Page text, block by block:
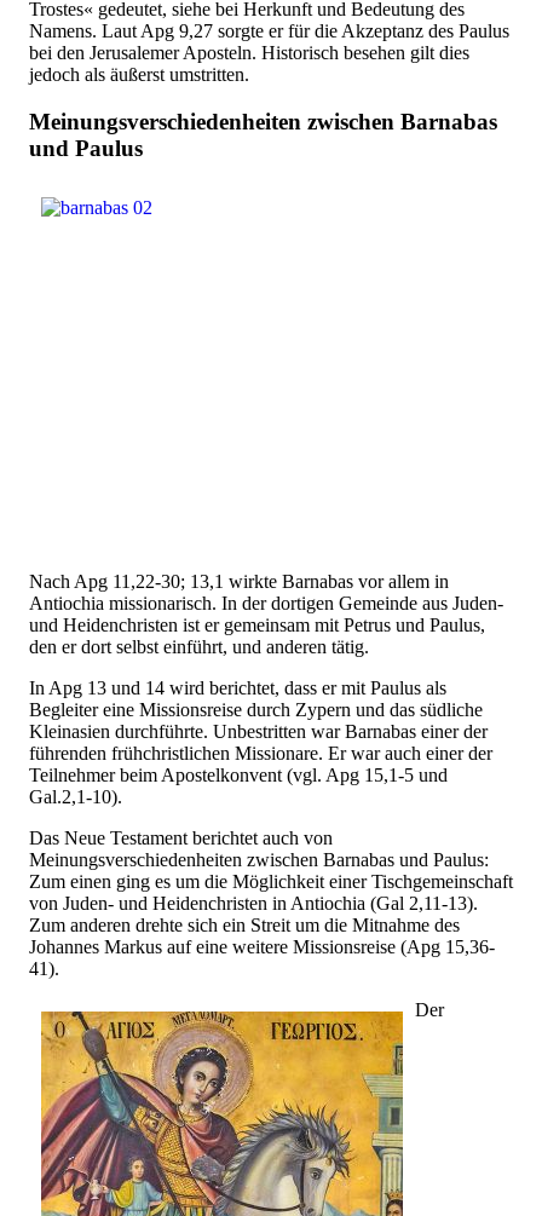
Trostes« gedeutet, siehe bei Herkunft und Bedeutung des
Namens. Laut Apg 9,27 sorgte er für die Akzeptanz des Paulus
bei den Jerusalemer Aposteln. Historisch besehen gilt dies
jedoch als äußerst umstritten.
Meinungsverschiedenheiten zwischen Barnabas
und Paulus
Nach Apg 11,22-30; 13,1 wirkte Barnabas vor allem in
Antiochia missionarisch. In der dortigen Gemeinde aus Juden-
und Heidenchristen ist er gemeinsam mit Petrus und Paulus,
den er dort selbst einführt, und anderen tätig.
In Apg 13 und 14 wird berichtet, dass er mit Paulus als
Begleiter eine Missionsreise durch Zypern und das südliche
Kleinasien durchführte. Unbestritten war Barnabas einer der
führenden frühchristlichen Missionare. Er war auch einer der
Teilnehmer beim Apostelkonvent (vgl. Apg 15,1-5 und
Gal.2,1-10).
Das Neue Testament berichtet auch von
Meinungsverschiedenheiten zwischen Barnabas und Paulus:
Zum einen ging es um die Möglichkeit einer Tischgemeinschaft
von Juden- und Heidenchristen in Antiochia (Gal 2,11-13).
Zum anderen drehte sich ein Streit um die Mitnahme des
Johannes Markus auf eine weitere Missionsreise (Apg 15,36-
41).
Der